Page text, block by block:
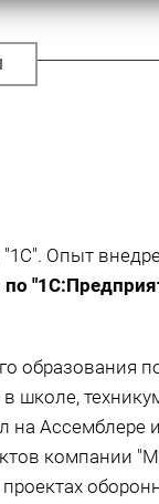
Опыт
образования
школе,
на Ассемблере
компании